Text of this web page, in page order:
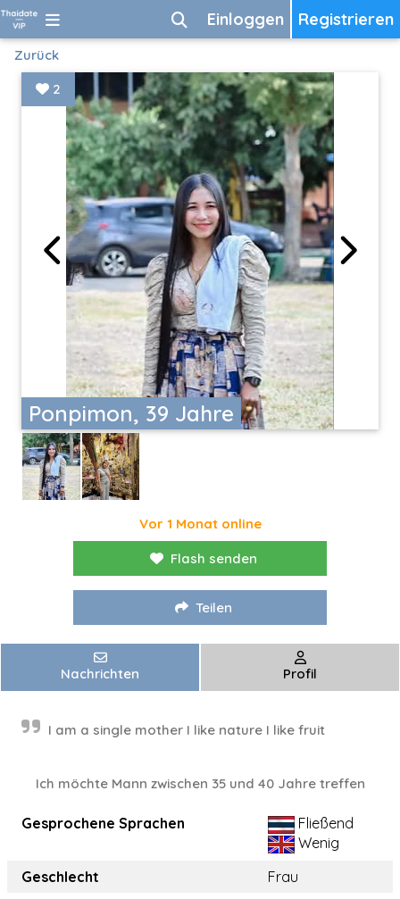
Registrieren
Einloggen
Zurück
Ponpimon, 39 Jahre
2
Vor 1 Monat online
Flash senden
Teilen
Nachrichten Profil
I am a single mother I like nature I like fruit
Ich möchte Mann zwischen 35 und 40 Jahre treffen
Gesprochene Sprachen
Fließend
Wenig
Geschlecht
Frau